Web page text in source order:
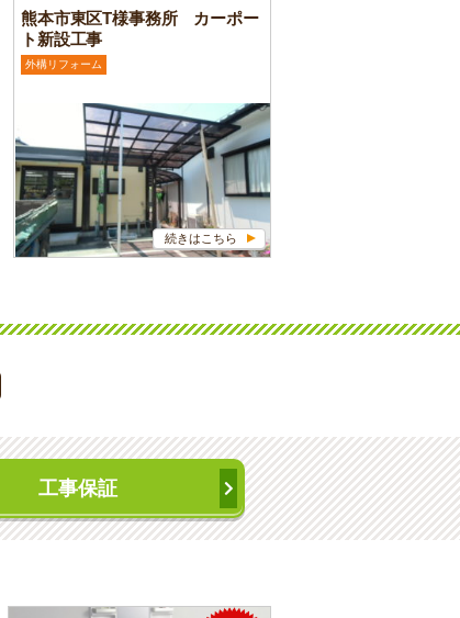
熊本市東区T様事務所 カーポー
ト新設工事
外構リフォーム
続きはこちら
工事保証